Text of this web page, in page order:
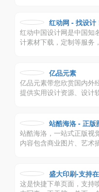
红动网 - 找设计
红动中国设计网是中国知
计素材下载，定制等服务
亿品元素
亿品元素带您欣赏国内外
提供实用设计资源、设计
站酷海洛 - 正版
- 站酷旗下品牌
站酷海洛，一站式正版视
内容包含商业图片、艺术
企业级客户提供全方位安
案。
盛大印刷-支持
这是快捷下单页面，支持